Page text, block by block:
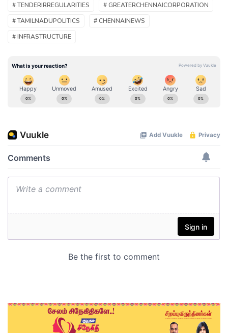
# TENDERIRREGULARITIES
# GREATERCHENNAICORPORATION
# TAMILNADUPOLITICS
# CHENNAINEWS
# INFRASTRUCTURE